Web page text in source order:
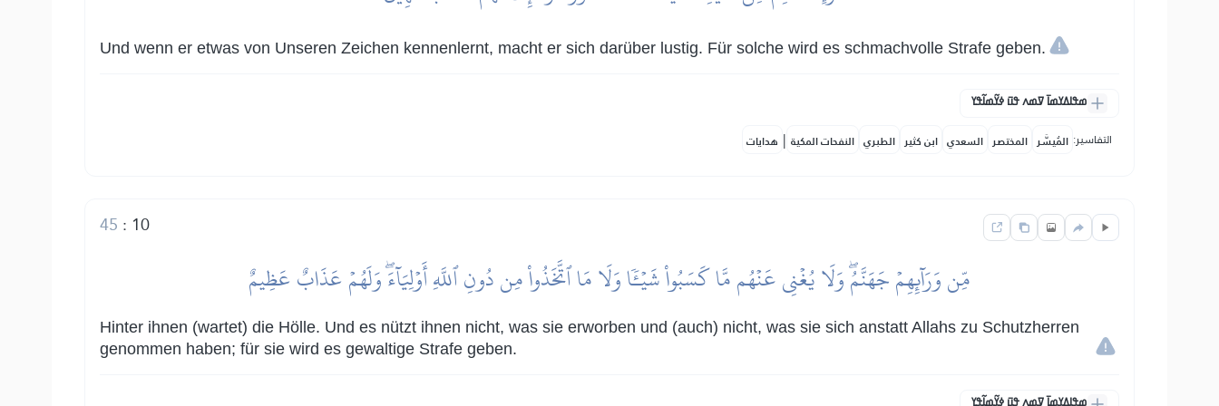
Und wenn er etwas von Unseren Zeichen kennenlernt, macht er sich darüber lustig. Für solche wird es schmachvolle Strafe geben.
ߘߟߊߡߌߘߊ߫ ߜߘߍ ߟߎ߫ ߦߌ߬ߘߊ߬ߟߌ
التفاسير: المُيسَّر المختصر السعدي ابن كثير الطبري النفحات المكية | هدايات
10
:
45
مِّن وَرَآئِهِمۡ جَهَنَّمُۖ وَلَا يُغۡنِي عَنۡهُم مَّا كَسَبُواْ شَيۡـٔٗا وَلَا مَا ٱتَّخَذُواْ مِن دُونِ ٱللَّهِ أَوۡلِيَآءَۖ وَلَهُمۡ عَذَابٌ عَظِيمٌ
Hinter ihnen (wartet) die Hölle. Und es nützt ihnen nicht, was sie erworben und (auch) nicht, was sie sich anstatt Allahs zu Schutzherren
genommen haben; für sie wird es gewaltige Strafe geben.